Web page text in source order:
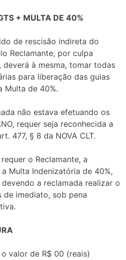
+ MULTA DE 40%
de rescisão indireta do
Reclamante, por culpa
à mesma, tomar todas
para liberação das guias
Multa de 40%.
não estava efetuando os
requer seja reconhecida a
477, § 8 da NOVA CLT.
o Reclamante, a
Multa Indenizatória de 40%,
a reclamada realizar o
imediato, sob pena
valor de R$ 00 (reais)